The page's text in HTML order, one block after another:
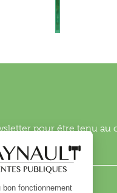
pour être tenu au